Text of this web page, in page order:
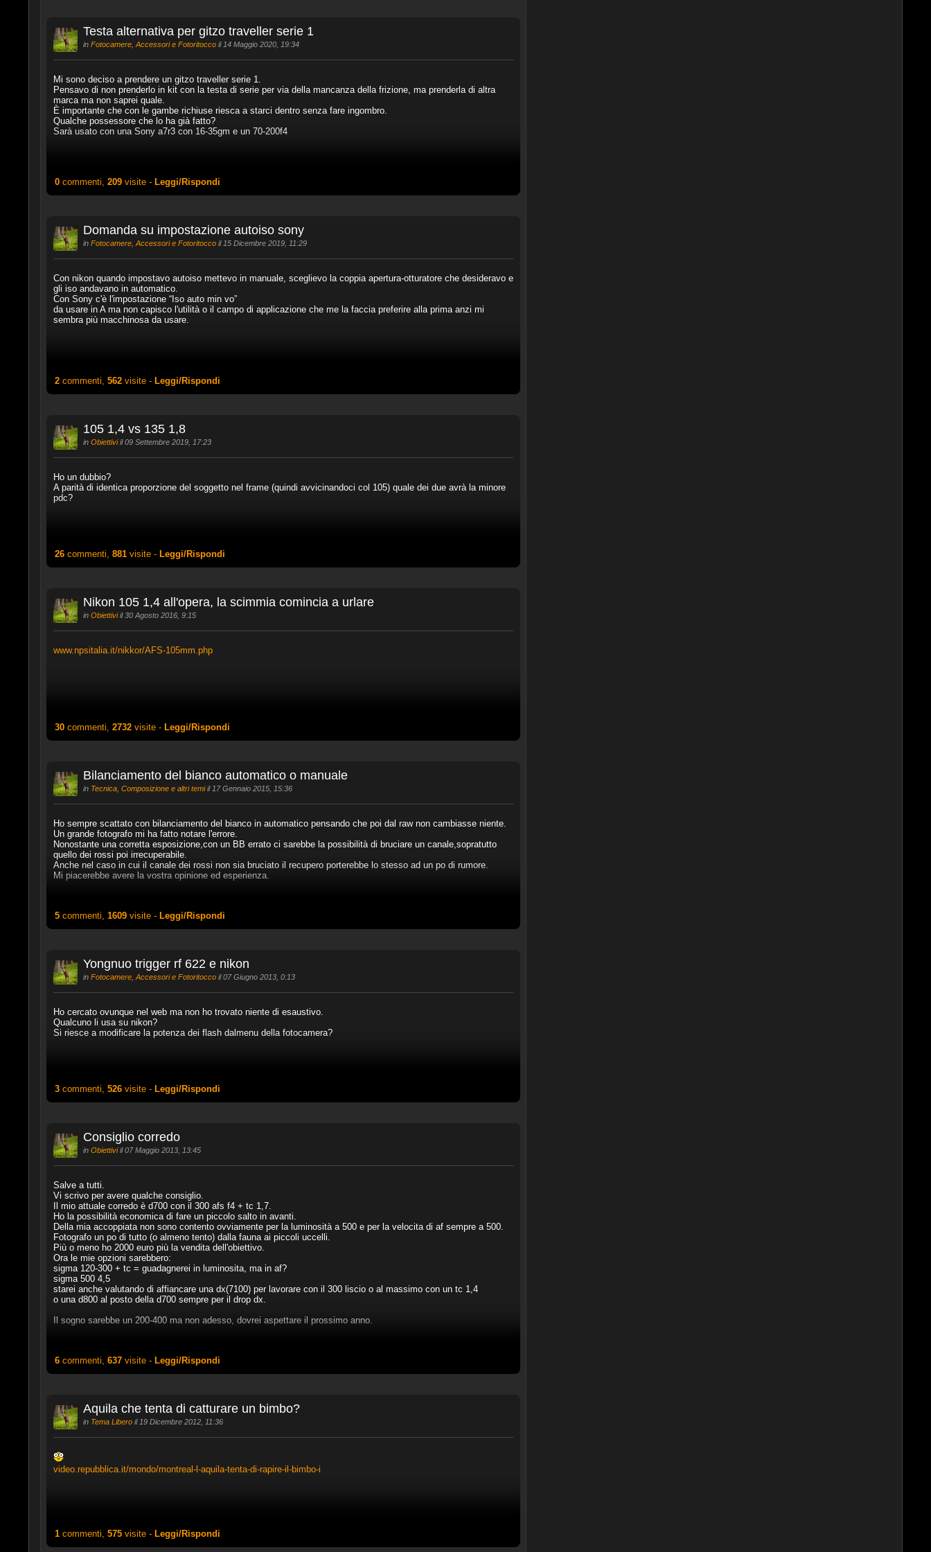
Testa alternativa per gitzo traveller serie 1
in Fotocamere, Accessori e Fotoritoccoil 14 Maggio 2020, 19:34
Mi sono deciso a prendere un gitzo traveller serie 1.
Pensavo di non prenderlo in kit con la testa di serie per via della mancanza della frizione, ma prenderla di altra
marca ma non saprei quale.
È importante che con le gambe richiuse riesca a starci dentro senza fare ingombro.
Qualche possessore che lo ha già fatto?
Sarà usato con una Sony a7r3 con 16-35gm e un 70-200f4
0commenti, 209visite - Leggi/Rispondi
Domanda su impostazione autoiso sony
in Fotocamere, Accessori e Fotoritoccoil 15 Dicembre 2019, 11:29
Con nikon quando impostavo autoiso mettevo in manuale, sceglievo la coppia apertura-otturatore che desideravo e
gli iso andavano in automatico.
Con Sony c'è l'impostazione “Iso auto min vo”
da usare in A ma non capisco l'utilità o il campo di applicazione che me la faccia preferire alla prima anzi mi
sembra più macchinosa da usare.
2commenti, 562visite - Leggi/Rispondi
105 1,4 vs 135 1,8
in Obiettiviil 09 Settembre 2019, 17:23
Ho un dubbio?
A parità di identica proporzione del soggetto nel frame (quindi avvicinandoci col 105) quale dei due avrà la minore
pdc?
26commenti, 881visite - Leggi/Rispondi
Nikon 105 1,4 all'opera, la scimmia comincia a urlare
in Obiettiviil 30 Agosto 2016, 9:15
www.npsitalia.it/nikkor/AFS-105mm.php
30commenti, 2732visite - Leggi/Rispondi
Bilanciamento del bianco automatico o manuale
in Tecnica, Composizione e altri temiil 17 Gennaio 2015, 15:36
Ho sempre scattato con bilanciamento del bianco in automatico pensando che poi dal raw non cambiasse niente.
Un grande fotografo mi ha fatto notare l'errore.
Nonostante una corretta esposizione,con un BB errato ci sarebbe la possibilità di bruciare un canale,sopratutto
quello dei rossi poi irrecuperabile.
Anche nel caso in cui il canale dei rossi non sia bruciato il recupero porterebbe lo stesso ad un po di rumore.
Mi piacerebbe avere la vostra opinione ed esperienza.
5commenti, 1609visite - Leggi/Rispondi
Yongnuo trigger rf 622 e nikon
in Fotocamere, Accessori e Fotoritoccoil 07 Giugno 2013, 0:13
Ho cercato ovunque nel web ma non ho trovato niente di esaustivo.
Qualcuno li usa su nikon?
Si riesce a modificare la potenza dei flash dalmenu della fotocamera?
3commenti, 526visite - Leggi/Rispondi
Consiglio corredo
in Obiettiviil 07 Maggio 2013, 13:45
Salve a tutti.
Vi scrivo per avere qualche consiglio.
Il mio attuale corredo è d700 con il 300 afs f4 + tc 1,7.
Ho la possibilità economica di fare un piccolo salto in avanti.
Della mia accoppiata non sono contento ovviamente per la luminosità a 500 e per la velocita di af sempre a 500.
Fotografo un po di tutto (o almeno tento) dalla fauna ai piccoli uccelli.
Più o meno ho 2000 euro più la vendita dell'obiettivo.
Ora le mie opzioni sarebbero:
sigma 120-300 + tc = guadagnerei in luminosita, ma in af?
sigma 500 4,5
starei anche valutando di affiancare una dx(7100) per lavorare con il 300 liscio o al massimo con un tc 1,4
o una d800 al posto della d700 sempre per il drop dx.
Il sogno sarebbe un 200-400 ma non adesso, dovrei aspettare il prossimo anno.
6commenti, 637visite - Leggi/Rispondi
Aquila che tenta di catturare un bimbo?
in Tema Liberoil 19 Dicembre 2012, 11:36
video.repubblica.it/mondo/montreal-l-aquila-tenta-di-rapire-il-bimbo-i
1commenti, 575visite - Leggi/Rispondi